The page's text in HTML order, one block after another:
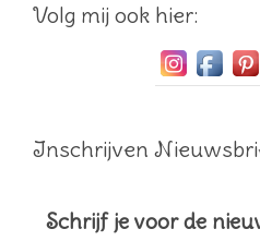
Volg mij ook hier:
Inschrijven
Schrijf je voor de